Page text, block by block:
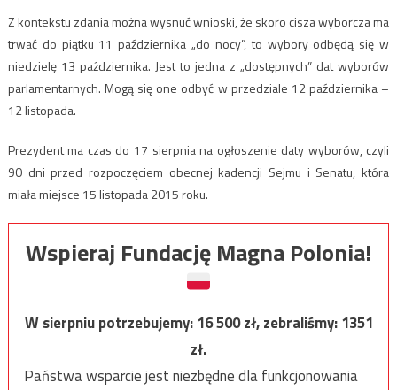
Z kontekstu zdania można wysnuć wnioski, że skoro cisza wyborcza ma
trwać do piątku 11 października „do nocy”, to wybory odbędą się w
niedzielę 13 października. Jest to jedna z „dostępnych” dat wyborów
parlamentarnych. Mogą się one odbyć w przedziale 12 października –
12 listopada.
Prezydent ma czas do 17 sierpnia na ogłoszenie daty wyborów, czyli
90 dni przed rozpoczęciem obecnej kadencji Sejmu i Senatu, która
miała miejsce 15 listopada 2015 roku.
Wspieraj Fundację Magna Polonia!
W sierpniu potrzebujemy:16 500zł, zebraliśmy:1351
zł.
Państwa wsparcie jest niezbędne dla funkcjonowania